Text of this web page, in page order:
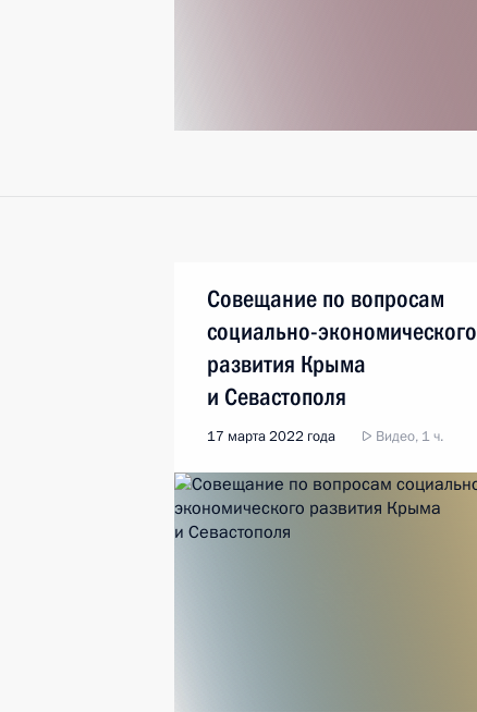
Совещание по вопросам
социально-экономического
развития Крыма
и Севастополя
17 марта 2022 года Видео, 1 ч.